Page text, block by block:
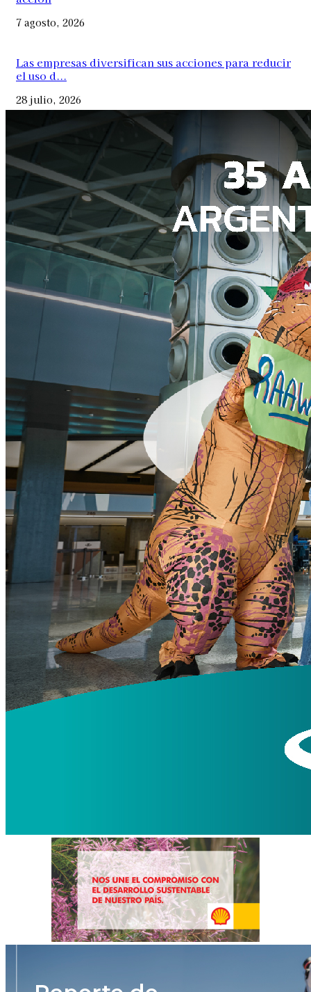
7 agosto, 2026
Las empresas diversifican sus acciones para reducir
el uso d...
28 julio, 2026